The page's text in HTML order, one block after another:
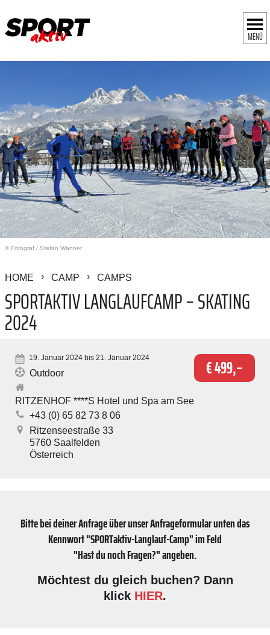
MENÜ
© Fotograf / Stefan Wanner
HOME CAMP CAMPS
SPORTAKTIV LANGLAUFCAMP – SKATING
2024
€ 499,–
19. Januar 2024 bis 21. Januar 2024
Outdoor
RITZENHOF ****S Hotel und Spa am See
+43 (0) 65 82 73 8 06
Ritzenseestraße 33
5760 Saalfelden
Österreich
Bitte bei deiner Anfrage über unser Anfrageformular unten das
Kennwort "SPORTaktiv-Langlauf-Camp" im Feld
"Hast du noch Fragen?" angeben.
Möchtest du gleich buchen? Dann
klick HIER.